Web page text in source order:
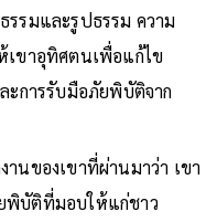
รรมและรูปธรรม ความ
เขาอุทิศตนเพื่อแก้ไข
ะการรับมือภัยพิบัติจาก
านของเขาที่ผ่านมาว่า เขา
พิบัติที่มอบให้แก่ชาว